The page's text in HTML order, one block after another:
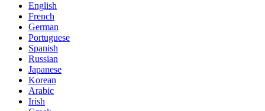
English
French
German
Portuguese
Spanish
Russian
Japanese
Korean
Arabic
Irish